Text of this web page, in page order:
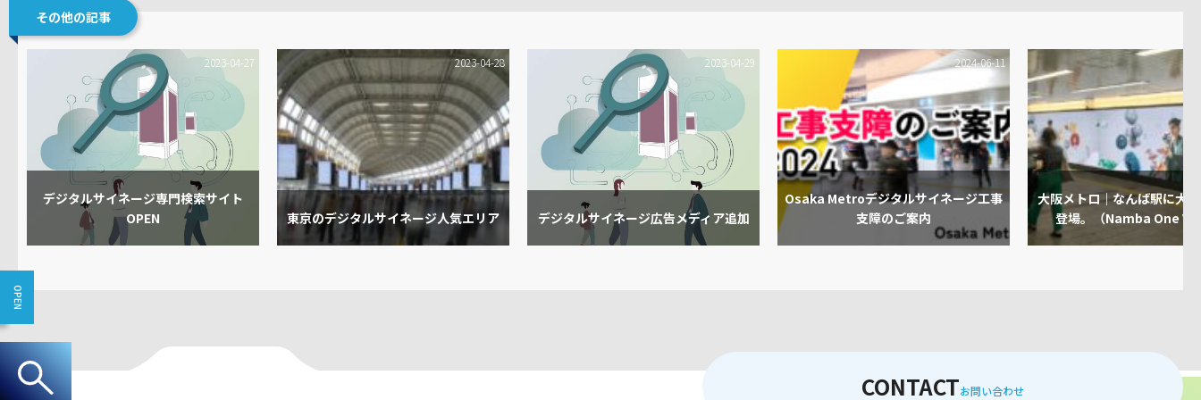
その他の記事
デジタルサイネージ専門検索サイト
OPEN
2023-04-27
東京のデジタルサイネージ人気エリア
2023-04-28
デジタルサイネージ広告メディア追加
2023-04-29
Osaka Metroデジタルサイネージ工事
支障のご案内
2024-06-11
大阪メトロ｜なんば駅に大
登場。（Namba One
CONTACTお問い合わせ